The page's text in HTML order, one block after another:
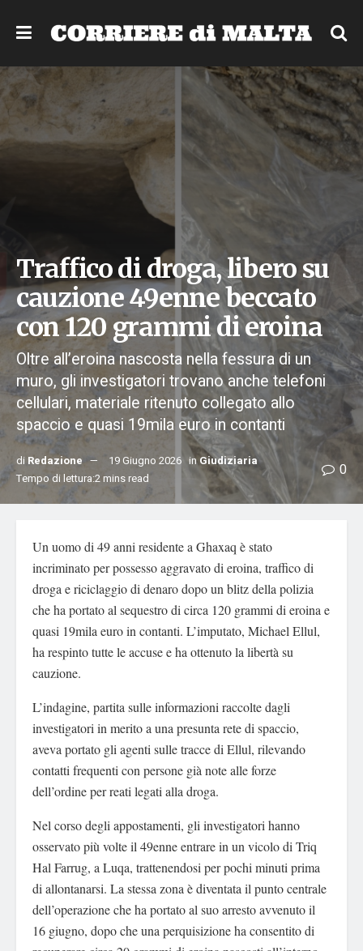
Traffico di droga, libero su
cauzione 49enne beccato
con 120 grammi di eroina
Oltre all’eroina nascosta nella fessura di un
muro, gli investigatori trovano anche telefoni
cellulari, materiale ritenuto collegato allo
spaccio e quasi 19mila euro in contanti
di Redazione 19 Giugno 2026 in Giudiziaria
Tempo di lettura:2 mins read
0
Un uomo di 49 anni residente a Ghaxaq è stato
incriminato per possesso aggravato di eroina, traffico di
droga e riciclaggio di denaro dopo un blitz della polizia
che ha portato al sequestro di circa 120 grammi di eroina e
quasi 19mila euro in contanti. L’imputato, Michael Ellul,
ha respinto tutte le accuse e ha ottenuto la libertà su
cauzione.
L’indagine, partita sulle informazioni raccolte dagli
investigatori in merito a una presunta rete di spaccio,
aveva portato gli agenti sulle tracce di Ellul, rilevando
contatti frequenti con persone già note alle forze
dell’ordine per reati legati alla droga.
Nel corso degli appostamenti, gli investigatori hanno
osservato più volte il 49enne entrare in un vicolo di Triq
Hal Farrug, a Luqa, trattenendosi per pochi minuti prima
di allontanarsi. La stessa zona è diventata il punto centrale
dell’operazione che ha portato al suo arresto avvenuto il
16 giugno, dopo che una perquisizione ha consentito di